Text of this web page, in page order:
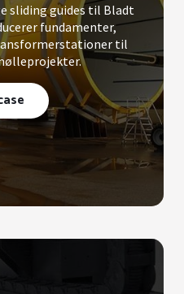
sliding guides til Bladt
fundamenter,
til